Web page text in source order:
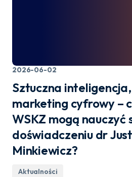
2026-06-02
Sztuczna
marketing cyfrowy –
WSKZ mogą nauczyć
doświadczeniu dr
Minkiewicz?
Aktualności